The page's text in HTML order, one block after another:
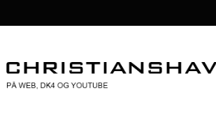
NAVIGATION